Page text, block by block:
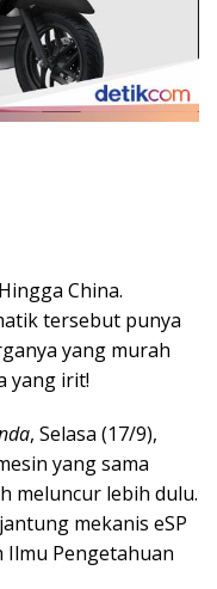
China.
tersebut punya
yang murah
yang irit!
, Selasa (17/9),
yang sama
meluncur lebih dulu.
mekanis eSP
Ilmu Pengetahuan